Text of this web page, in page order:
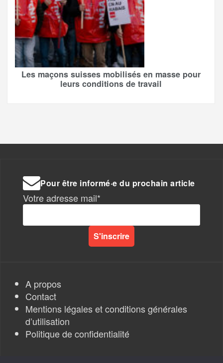
Les maçons suisses mobilisés en masse pour
leurs conditions de travail
Pour être informé·e du prochain article
Votre adresse mail*
A propos
Contact
Mentions légales et conditions générales
d’utilisation
Politique de confidentialité